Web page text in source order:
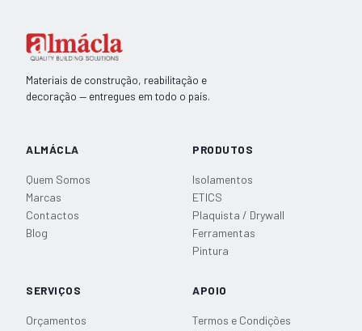
redonda
22cm
Materiais de construção, reabilitação e
decoração — entregues em todo o país.
ALMÁCLA
Quem Somos
Marcas
Contactos
Blog
PRODUTOS
Isolamentos
ETICS
Plaquista / Drywall
Ferramentas
Pintura
SERVIÇOS
Orçamentos
APOIO
Termos e Condições